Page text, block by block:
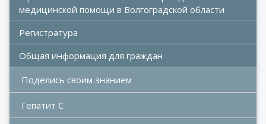
медицинской помощи в Волгоградской области
Регистратура
Общая информация для граждан
Поделись своим знанием
Гепатит С